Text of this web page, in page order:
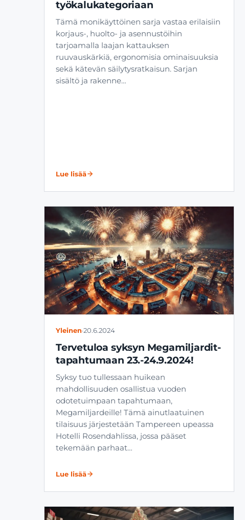
työkalukategoriaan
Tämä monikäyttöinen sarja vastaa erilaisiin
korjaus-, huolto- ja asennustöihin
tarjoamalla laajan kattauksen
ruuvauskärkiä, ergonomisia ominaisuuksia
sekä kätevän säilytysratkaisun. Sarjan
sisältö ja rakenne…
Lue lisää
Yleinen·20.6.2024
Tervetuloa syksyn Megamiljardit-
tapahtumaan 23.-24.9.2024!
Syksy tuo tullessaan huikean
mahdollisuuden osallistua vuoden
odotetuimpaan tapahtumaan,
Megamiljardeille! Tämä ainutlaatuinen
tilaisuus järjestetään Tampereen upeassa
Hotelli Rosendahlissa, jossa pääset
tekemään parhaat…
Lue lisää